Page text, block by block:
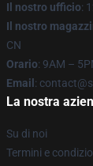
Il nostro ufficio:
Il nostro
CN
Orario: 9AM –
Email :
La nostra
Su di noi
Termini e